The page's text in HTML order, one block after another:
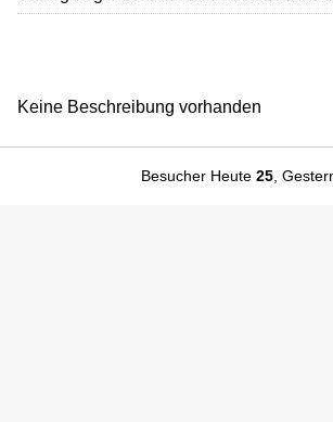
Keine Beschreibung vorhanden
Besucher Heute 25,